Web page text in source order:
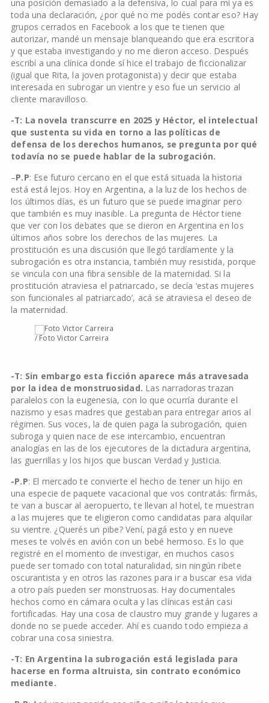
una posición demasiado a la defensiva, lo cual para mí ya es
toda una declaración, ¿por qué no me podés contar eso? Hay
grupos cerrados en Facebook a los que te tienen que
autorizar, mandé un mensaje blanqueando que era escritora
y que estaba investigando y no me dieron acceso. Después
escribí a una clínica donde sí hice el trabajo de ficcionalizar
(igual que Rita, la joven protagonista) y decir que estaba
interesada en subrogar un vientre y eso fue un servicio al
cliente maravilloso.
-T: La novela transcurre en 2025 y Héctor, el intelectual
que sustenta su vida en torno a las políticas de
defensa de los derechos humanos, se pregunta por qué
todavía no se puede hablar de la subrogación.
–P.P: Ese futuro cercano en el que está situada la historia
está está lejos. Hoy en Argentina, a la luz de los hechos de
los últimos días, es un futuro que se puede imaginar pero
que también es muy inasible. La pregunta de Héctor tiene
que ver con los debates que se dieron en Argentina en los
últimos años sobre los derechos de las mujeres. La
prostitución es una discusión que llegó tardíamente y la
subrogación es otra instancia, también muy resistida, porque
se vincula con una fibra sensible de la maternidad. Si la
prostitución atraviesa el patriarcado, se decía ‘estas mujeres
son funcionales al patriarcado’, acá se atraviesa el deseo de
la maternidad.
/ Foto Victor Carreira
-T: Sin embargo esta ficción aparece más atravesada
por la idea de monstruosidad. Las narradoras trazan
paralelos con la eugenesia, con lo que ocurría durante el
nazismo y esas madres que gestaban para entregar arios al
régimen. Sus voces, la de quien paga la subrogación, quien
subroga y quien nace de ese intercambio, encuentran
analogías en las de los ejecutores de la dictadura argentina,
las guerrillas y los hijos que buscan Verdad y Justicia.
-P.P: El mercado te convierte el hecho de tener un hijo en
una especie de paquete vacacional que vos contratás: firmás,
te van a buscar al aeropuerto, te llevan al hotel, te muestran
a las mujeres que te eligieron como candidatas para alquilar
su vientre. ¿Querés un pibe? Vení, pagá esto y en nueve
meses te volvés en avión con un bebé hermoso. Es lo que
registré en el momento de investigar, en muchos casos
puede ser tomado con total naturalidad, sin ningún ribete
oscurantista y en otros las razones para ir a buscar esa vida
a otro país pueden ser monstruosas. Hay documentales
hechos como en cámara oculta y las clínicas están casi
fortificadas. Hay una cosa de claustro muy grande y lugares a
donde no se puede acceder. Ahí es cuando todo empieza a
cobrar una cosa siniestra.
-T: En Argentina la subrogación está legislada para
hacerse en forma altruista, sin contrato económico
mediante.